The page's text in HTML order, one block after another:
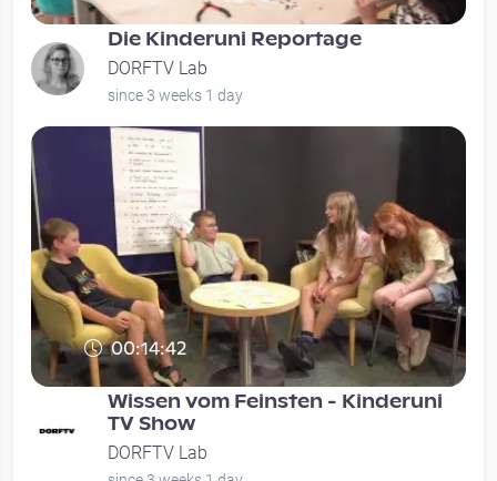
Die Kinderuni Reportage
DORFTV Lab
since 3 weeks 1 day
00:14:42
Wissen vom Feinsten - Kinderuni
TV Show
DORFTV Lab